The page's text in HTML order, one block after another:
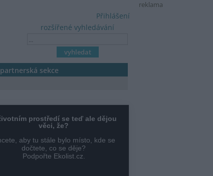
reklama
rozšířené vyhledávání
Přihlášení
partnerská sekce